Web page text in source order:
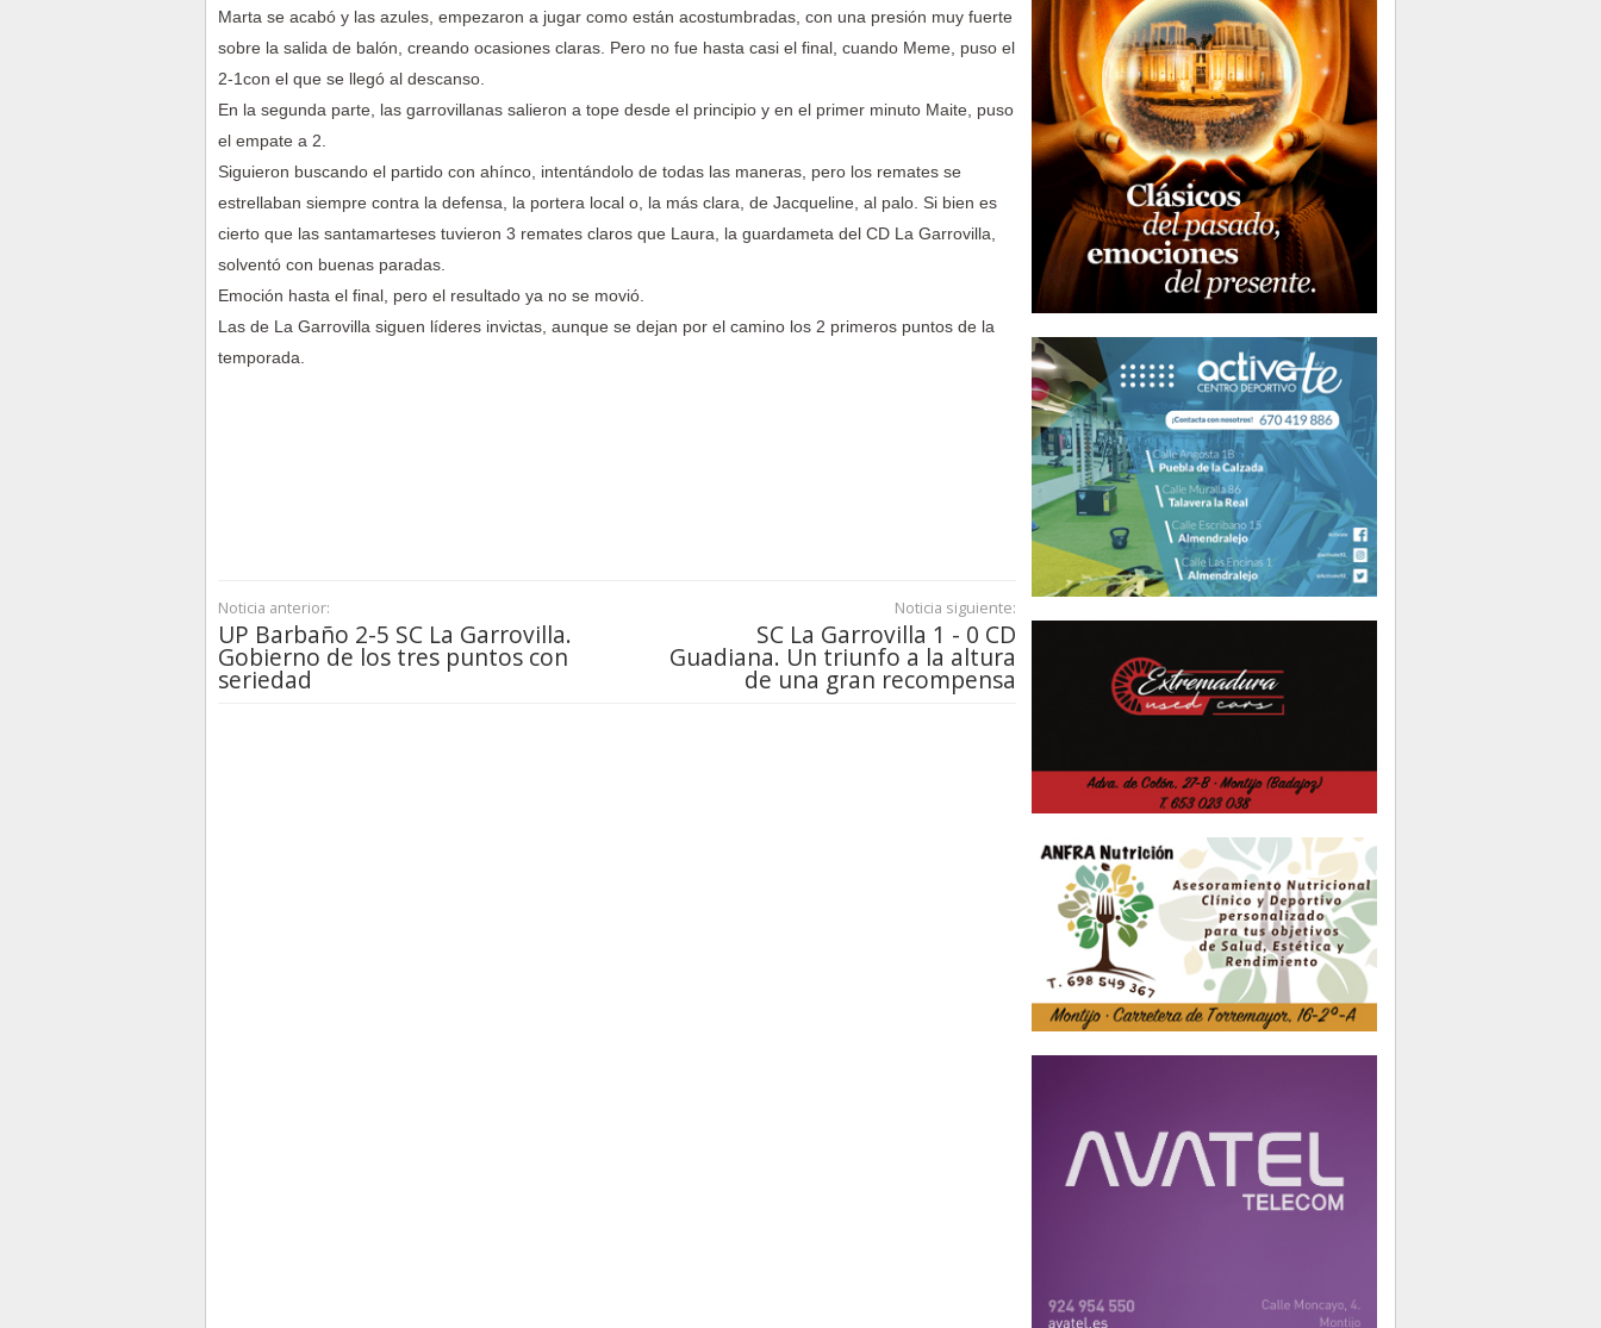
Marta se acabó y las azules, empezaron a jugar como están acostumbradas, con una presión muy fuerte
sobre la salida de balón, creando ocasiones claras. Pero no fue hasta casi el final, cuando Meme, puso el
2-1con el que se llegó al descanso.
En la segunda parte, las garrovillanas salieron a tope desde el principio y en el primer minuto Maite, puso
el empate a 2.
Siguieron buscando el partido con ahínco, intentándolo de todas las maneras, pero los remates se
estrellaban siempre contra la defensa, la portera local o, la más clara, de Jacqueline, al palo. Si bien es
cierto que las santamarteses tuvieron 3 remates claros que Laura, la guardameta del CD La Garrovilla,
solventó con buenas paradas.
Emoción hasta el final, pero el resultado ya no se movió.
Las de La Garrovilla siguen líderes invictas, aunque se dejan por el camino los 2 primeros puntos de la
temporada.
Noticia anterior:
UP Barbaño 2-5 SC La Garrovilla.
Gobierno de los tres puntos con
seriedad
Noticia siguiente:
SC La Garrovilla 1 - 0 CD
Guadiana. Un triunfo a la altura
de una gran recompensa